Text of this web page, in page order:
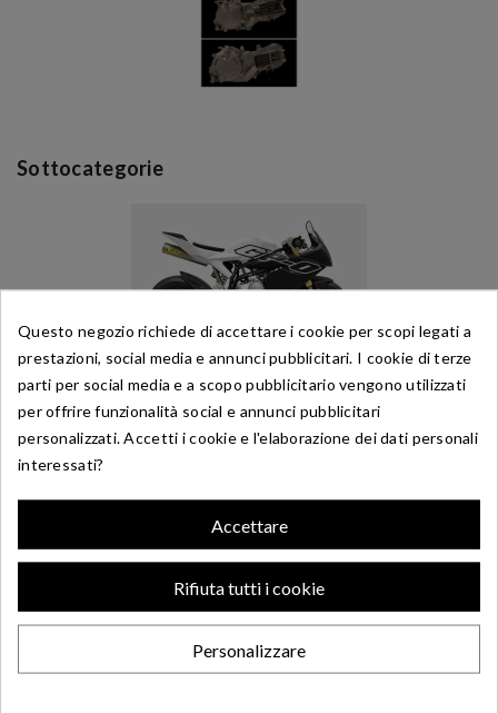
Sottocategorie
PARTI MOTORE 110 A ZONGSHEN
PARTI MOTORE 110 4S ZONGSHEN
Questo negozio richiede di accettare i cookie per scopi legati a
prestazioni, social media e annunci pubblicitari. I cookie di terze
parti per social media e a scopo pubblicitario vengono utilizzati
per offrire funzionalità social e annunci pubblicitari
personalizzati. Accetti i cookie e l'elaborazione dei dati personali
interessati?
Accettare
Rifiuta tutti i cookie
Personalizzare